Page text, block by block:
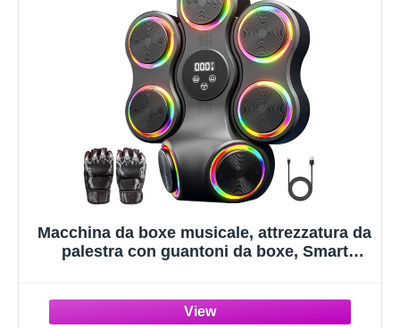
Macchina da boxe musicale, attrezzatura da
palestra con guantoni da boxe, Smart
ufficio, palestra